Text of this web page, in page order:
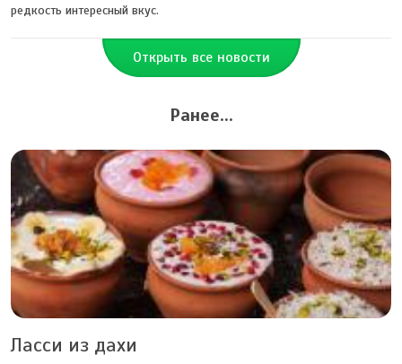
редкость интересный вкус.
Открыть все новости
Ранее...
Ласси из дахи